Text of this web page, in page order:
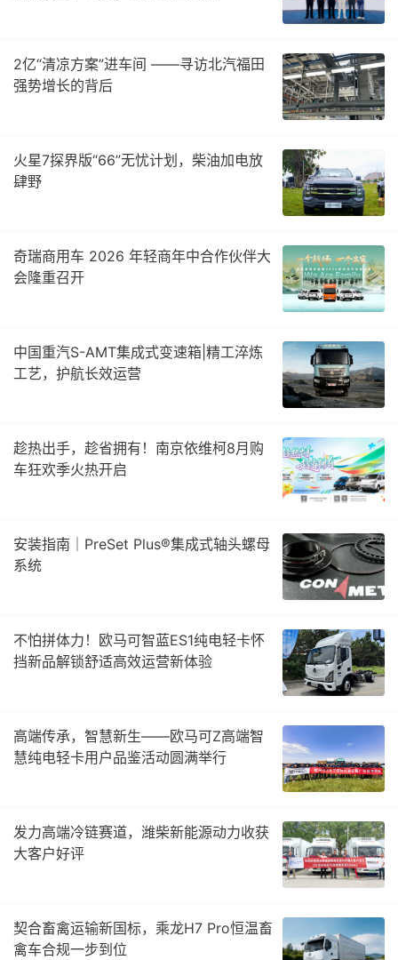
2亿“清凉方案”进车间 ——寻访北汽福田
强势增长的背后
火星7探界版“66”无忧计划，柴油加电放
肆野
奇瑞商用车 2026 年轻商年中合作伙伴大
会隆重召开
中国重汽S-AMT集成式变速箱|精工淬炼
工艺，护航长效运营
趁热出手，趁省拥有！南京依维柯8月购
车狂欢季火热开启
安装指南｜PreSet Plus®集成式轴头螺母
系统
不怕拼体力！欧马可智蓝ES1纯电轻卡怀
挡新品解锁舒适高效运营新体验
高端传承，智慧新生——欧马可Z高端智
慧纯电轻卡用户品鉴活动圆满举行
发力高端冷链赛道，潍柴新能源动力收获
大客户好评
契合畜禽运输新国标，乘龙H7 Pro恒温畜
禽车合规一步到位